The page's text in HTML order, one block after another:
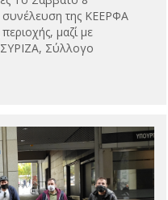
συνέλευση της ΚΕΕΡΦΑ
μαζί με
Σύλλογο